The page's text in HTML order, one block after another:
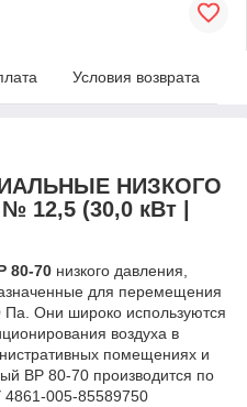
Условия возврата
НИЗКОГО
12,5 (30,0 кВт |
80-70 низкого давления,
для перемещения
Па. Они широко используются
воздуха в
помещениях и
ВР 80-70 производится по
005-85589750